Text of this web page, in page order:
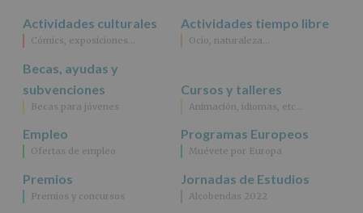
Actividades culturales
Cómics, exposiciones…
Actividades tiempo libre
Ocio, naturaleza…
Becas, ayudas y
subvenciones
Becas para jóvenes
Cursos y talleres
Animación, idiomas, etc…
Empleo
Ofertas de empleo
Programas Europeos
Muévete por Europa
Premios
Premios y concursos
Jornadas de Estudios
Alcobendas 2022